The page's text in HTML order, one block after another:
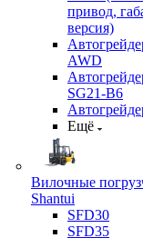
привод,
версия)
AWD
SG21-B6
Ещё
Вилочные
Shantui
SFD30
SFD35